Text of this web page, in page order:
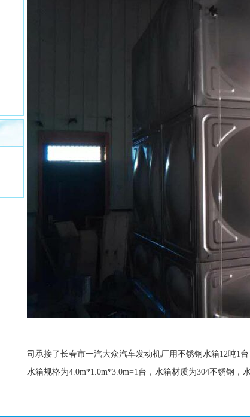
司承接了长春市一汽大众汽车发动机厂用不锈钢水箱12吨1
水箱规格为4.0m*1.0m*3.0m=1台，水箱材质为304不锈钢，